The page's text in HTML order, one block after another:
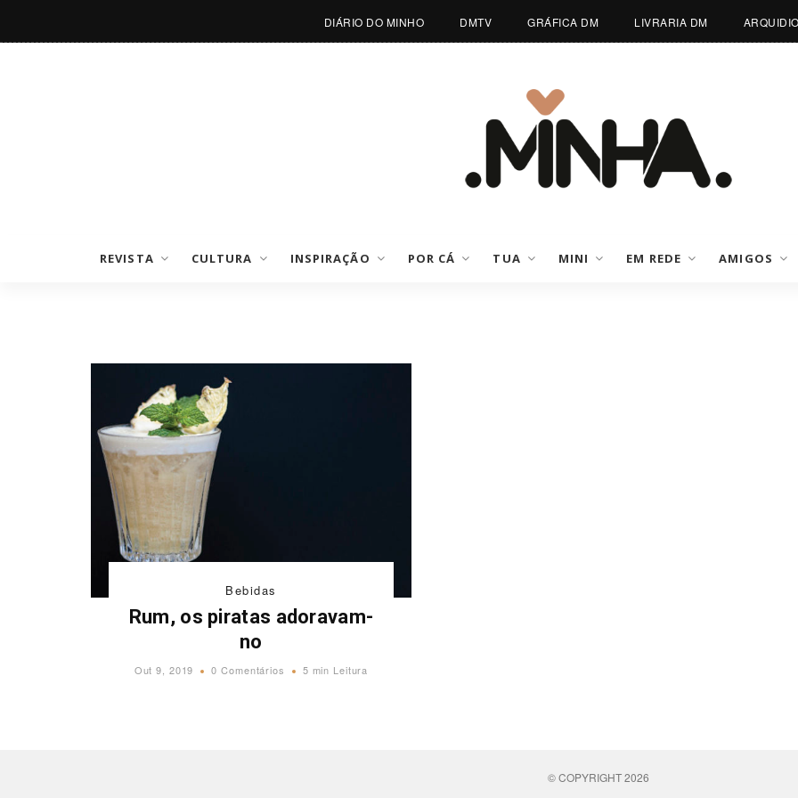
DIÁRIO DO MINHO DMTV GRÁFICA DM LIVRARIA DM
REVISTA CULTURA INSPIRAÇÃO POR CÁ TUA MINI EM REDE AMIGOS
Bebidas
Rum, os piratas adoravam-
no
Out 9, 2019 0 Comentários 5 min Leitura
© COPYRIGHT 2026